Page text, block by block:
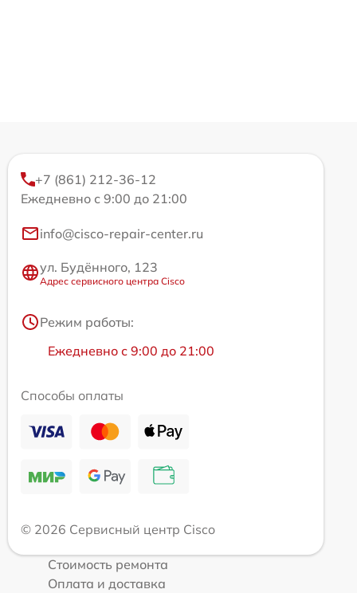
+7 (861) 212-36-12
Ежедневно с 9:00 до 21:00
info@cisco-repair-center.ru
ул. Будённого, 123
Адрес сервисного центра Cisco
Режим работы:
Ежедневно с 9:00 до 21:00
Способы оплаты
© 2026 Сервисный центр Cisco
Стоимость ремонта
Оплата и доставка